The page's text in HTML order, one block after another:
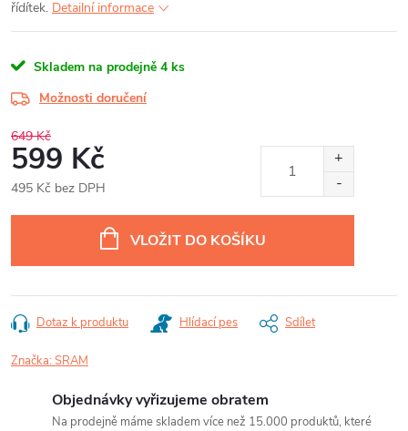
řídítek. Detailní informace
Skladem na prodejně 4 ks
Možnosti doručení
649 Kč
599 Kč
495 Kč bez DPH
VLOŽIT DO KOŠÍKU
Dotaz k produktu Hlídací pes Sdílet
Značka:SRAM
Objednávky vyřizujeme obratem
Na prodejně máme skladem více než 15.000 produktů, které